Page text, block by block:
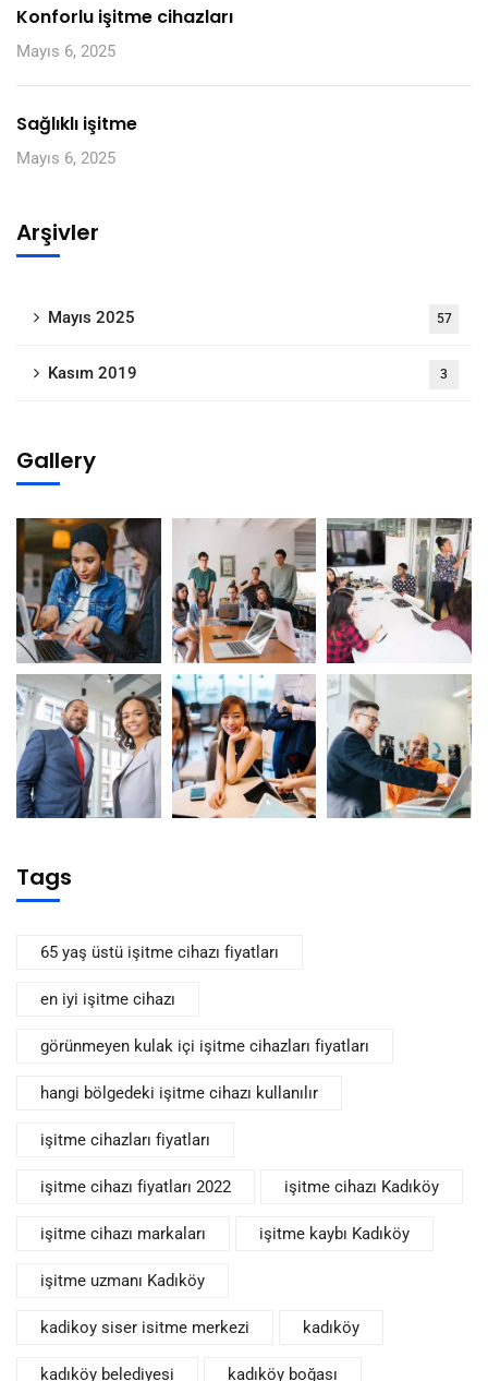
Konforlu işitme cihazları
Mayıs 6, 2025
Sağlıklı işitme
Mayıs 6, 2025
Arşivler
Mayıs 2025 57
Kasım 2019 3
Gallery
Tags
65 yaş üstü işitme cihazı fiyatları
en iyi işitme cihazı
görünmeyen kulak içi işitme cihazları fiyatları
hangi bölgedeki işitme cihazı kullanılır
işitme cihazları fiyatları
işitme cihazı fiyatları 2022 işitme cihazı Kadıköy
işitme cihazı markaları işitme kaybı Kadıköy
işitme uzmanı Kadıköy
kadikoy siser isitme merkezi kadıköy
kadıköy belediyesi kadıköy boğası